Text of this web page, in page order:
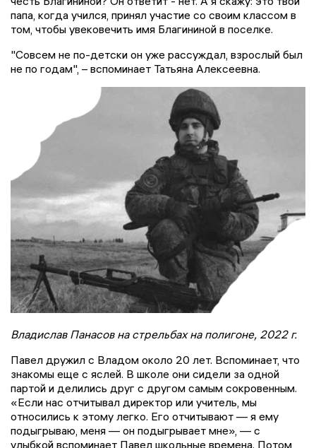
папа, когда учился, принял участие со своим классом в
том, чтобы увековечить имя Благининой в поселке.
"Совсем не по-детски он уже рассуждал, взрослый был
не по годам", – вспоминает Татьяна Алексеевна.
Владислав Панасов на стрельбах на полигоне, 2022 г.
Павел дружил с Владом около 20 лет. Вспоминает, что
знакомы еще с яслей. В школе они сидели за одной
партой и делились друг с другом самым сокровенным.
«Если нас отчитывал директор или учитель, мы
относились к этому легко. Его отчитывают — я ему
подыгрываю, меня — он подыгрывает мне», — с
улыбкой вспоминает Павел школьные времена. Потом